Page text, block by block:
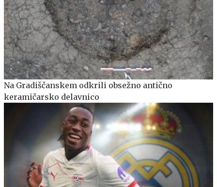
Na Gradiščanskem odkrili obsežno antično
keramičarsko delavnico